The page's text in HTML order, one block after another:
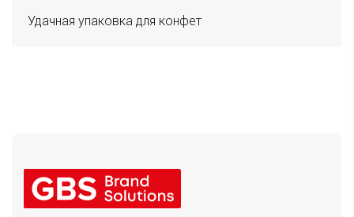
Удачная упаковка для конфет